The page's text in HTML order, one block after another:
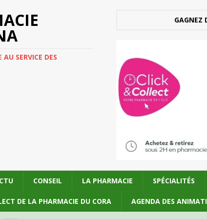
SERVICE DES
GAGNEZ
CONSEIL LA PHARMACIE SPÉCIALITÉS
DE LA PHARMACIE DU CORA AGENDA DES